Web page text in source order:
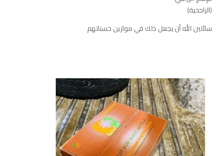
‏(الراجحية)
‏سائلين الله أن يجعل ذلك في موازين حسناتهم